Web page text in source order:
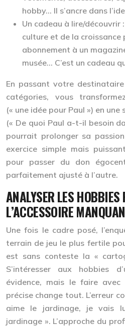
hobby… Il s’ancre dans
Un cadeau à lire/découvrir :
culture et de la croissance
abonnement à un
musée… C’est un cadeau
En passant votre
catégories, vous
(« une idée pour Paul ») en
(« De quoi Paul a-t-il besoin
pourrait prolonger sa
exercice simple mais
pour passer du don
parfaitement ajusté à l’autre.
ANALYSER LES HOBBIES
L’ACCESSOIRE
Une fois le cadre posé,
terrain de jeu le plus fertile
est sans conteste la «
S’intéresser aux hobbies
évidence, mais le faire avec
précise change tout. L’erreur
aime le jardinage, je vais
jardinage ». L’approche du